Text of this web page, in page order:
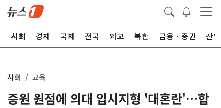
사회 경제 국제 전국 외교 북한 금융ㆍ증권 산업
사회 교육
증원 원점에 의대 입시지형 '대혼란'…합